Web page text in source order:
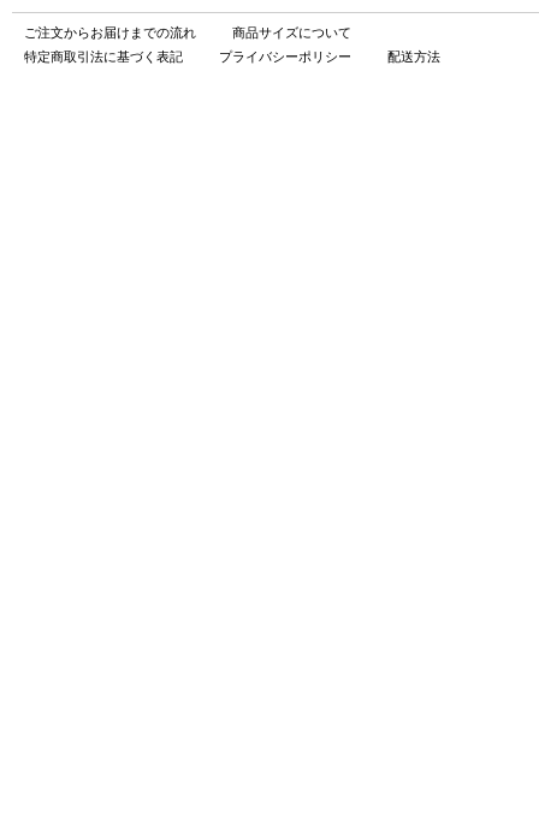
ご注文からお届けまでの流れ
商品サイズについて
特定商取引法に基づく表記
プライバシーポリシー 配送方法